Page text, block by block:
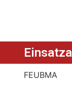
FEUBMA